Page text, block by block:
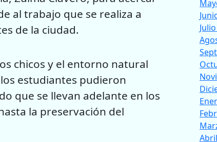
al trabajo que se realiza a
de la ciudad.
chicos y el entorno natural
estudiantes pudieron
que se llevan adelante en los
la preservación del